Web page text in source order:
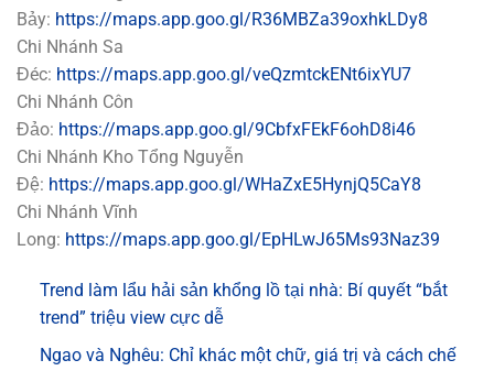
Bảy: https://maps.app.goo.gl/R36MBZa39oxhkLDy8
Chi Nhánh Sa
Đéc: https://maps.app.goo.gl/veQzmtckENt6ixYU7
Chi Nhánh Côn
Đảo: https://maps.app.goo.gl/9CbfxFEkF6ohD8i46
Chi Nhánh Kho Tổng Nguyễn
Đệ: https://maps.app.goo.gl/WHaZxE5HynjQ5CaY8
Chi Nhánh Vĩnh
Long: https://maps.app.goo.gl/EpHLwJ65Ms93Naz39
Trend làm lẩu hải sản khổng lồ tại nhà: Bí quyết “bắt
trend” triệu view cực dễ
Ngao và Nghêu: Chỉ khác một chữ, giá trị và cách chế